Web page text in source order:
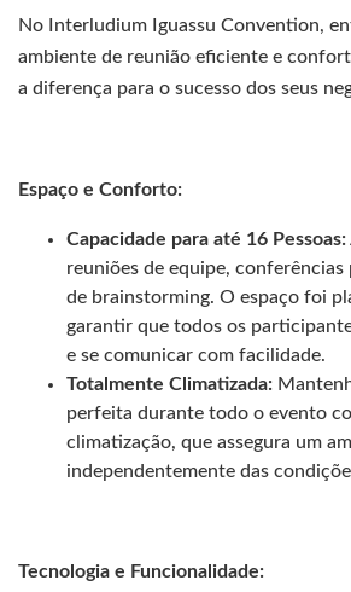
No Interludium Iguassu Convention,
ambiente de reunião eficiente e
a diferença para o sucesso dos seus
Espaço e Conforto:
Capacidade para até 16 Pessoas:
reuniões de equipe, conferências
de brainstorming. O espaço foi
garantir que todos os
e se comunicar com facilidade.
Totalmente Climatizada:
perfeita durante todo o evento
climatização, que assegura um
independentemente das
Tecnologia e Funcionalidade: